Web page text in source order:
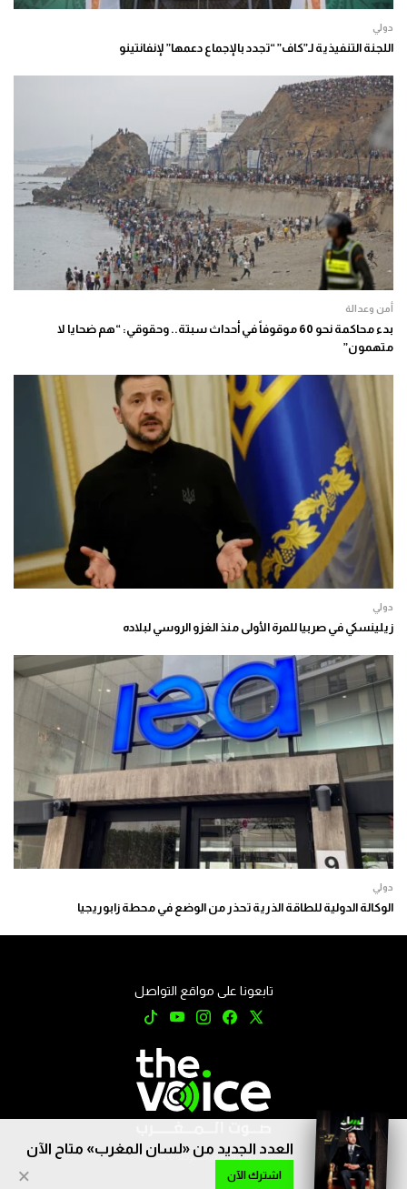
دولي
اللجنة التنفيذية لـ”كاف” “تجدد بالإجماع دعمها” لإنفانتينو
أمن وعدالة
بدء محاكمة نحو 60 موقوفاً في أحداث سبتة.. وحقوقي: “هم ضحايا لا
متهمون”
دولي
زيلينسكي في صربيا للمرة الأولى منذ الغزو الروسي لبلاده
دولي
الوكالة الدولية للطاقة الذرية تحذر من الوضع في محطة زابوريجيا
العدد الجديد من «لسان المغرب» متاح الآن
اشترك الآن ×
تابعونا على مواقع التواصل
جميع الحقوق محفوظة © 2026